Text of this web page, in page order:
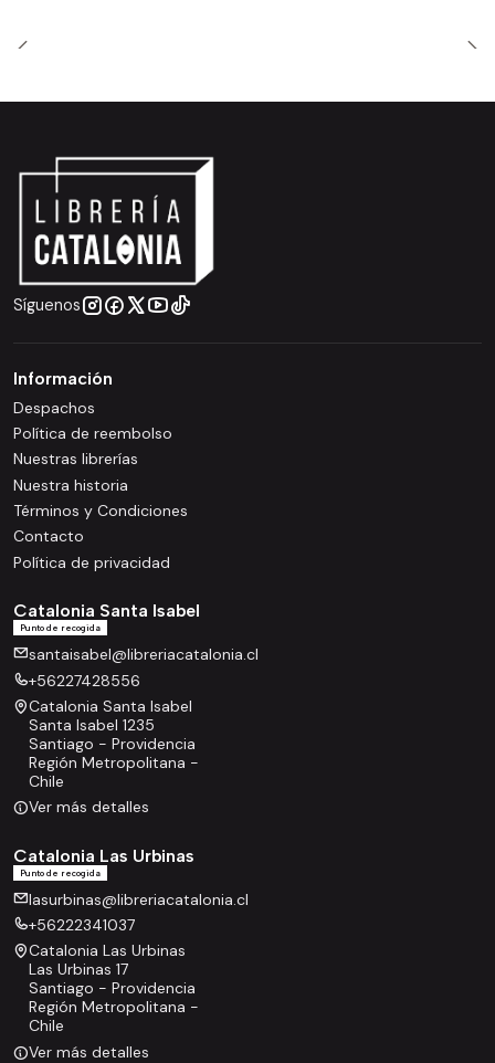
Síguenos
Información
Despachos
Política de reembolso
Nuestras librerías
Nuestra historia
Términos y Condiciones
Contacto
Política de privacidad
Catalonia Santa Isabel
Punto de recogida
santaisabel@libreriacatalonia.cl
+56227428556
Catalonia Santa Isabel
Santa Isabel 1235
Santiago - Providencia
Región Metropolitana -
Chile
Ver más detalles
Catalonia Las Urbinas
Punto de recogida
lasurbinas@libreriacatalonia.cl
+56222341037
Catalonia Las Urbinas
Las Urbinas 17
Santiago - Providencia
Región Metropolitana -
Chile
Ver más detalles